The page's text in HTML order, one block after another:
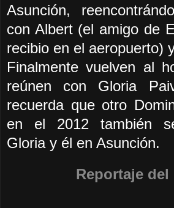
Asunción,
con Albert (el amigo de
recibio en el aeropuerto)
Finalmente vuelven al
reúnen con Gloria
recuerda que otro
en el 2012 también
Gloria y él en Asunción.
Reportaje del